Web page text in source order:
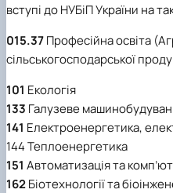
вступі до НУБіП України на
015.37Професійна освіта
сільськогосподарської
101 Екологія
133 Галузеве
141 Електроенергетика,
144Теплоенергетика
151 Автоматизація та
162Біотехнології та